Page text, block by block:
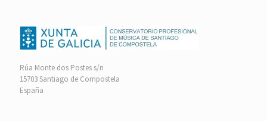
Rúa Monte dos Postes s/n
15703 Santiago de Compostela
España